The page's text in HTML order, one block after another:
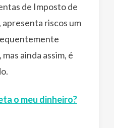
de Imposto de
apresenta riscos um
ainda assim, é
o meu dinheiro?